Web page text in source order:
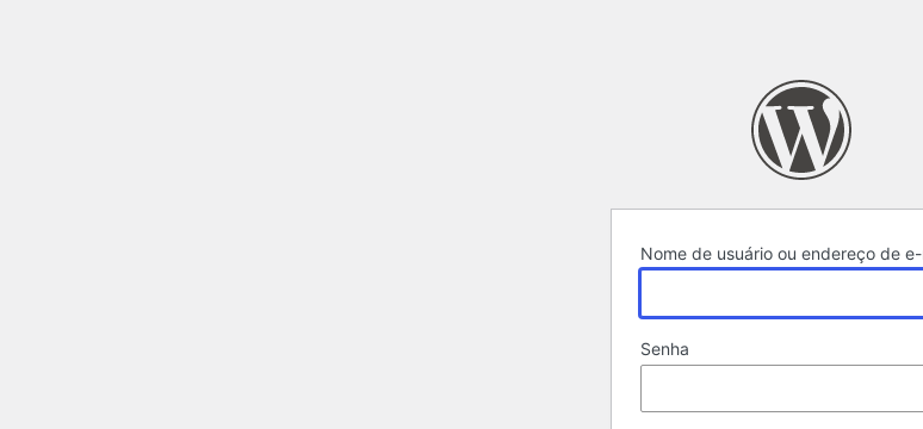
Nome de usuário ou endereço de
Senha